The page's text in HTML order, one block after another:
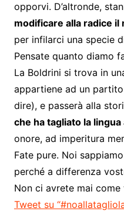
opporvi. D’altronde,
modificare alla radice il
per infilarci una specie
Pensate quanto diamo
La Boldrini si trova in
appartiene ad un
dire), e passerà alla
che ha tagliato la
onore, ad imperitura
Fate pure. Noi
perché a differenza
Non ci avrete mai come
Tweet su